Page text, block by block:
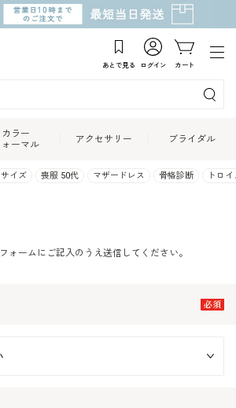
あとで見る ログイン カート
カラー
ォーマル
アクセサリー ブライダル
イズ 喪服 50代 マザードレス 骨格診断 トロ
ォームにご記入のうえ送信してください。